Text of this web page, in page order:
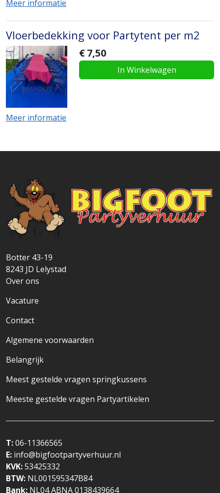
Meer informatie
Vloerbedekking voor Partytent per m2
€7,50
In Winkelwagen
Meer informatie
Botter 43-19
8243 JD Lelystad
Over ons
Vacature
Contact
Algemene voorwaarden
Belangrijk
Meest gestelde vragen springkussens
Meeste gestelde vragen Partyartikelen
T:06-11366565
E: info@bigfootpartyverhuur.nl
KVK:53425332
BTW: NL001595347B84
Bank: NL04 ABNA 0138439664